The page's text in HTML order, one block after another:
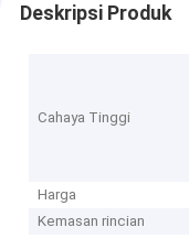
Deskripsi Produk
Cahaya Tinggi
Harga
Kemasan rincian